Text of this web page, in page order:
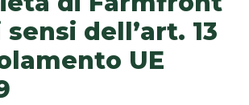
sensi dell’art. 13
UE